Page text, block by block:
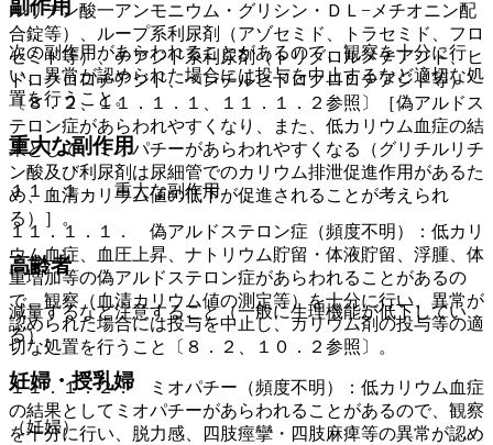
ルリチン酸一アンモニウム・グリシン・ＤＬ−メチオニン配
合錠等）、ループ系利尿剤（アゾセミド、トラセミド、フロ
セミド等）、チアジド系利尿剤（トリクロルメチアジド、ヒ
ドロクロロチアジド、ベンチルヒドロクロロチアジド等）
〔８．２、１１．１．１、１１．１．２参照〕［偽アルドス
テロン症があらわれやすくなり、また、低カリウム血症の結
果として、ミオパチーがあらわれやすくなる（グリチルリチ
ン酸及び利尿剤は尿細管でのカリウム排泄促進作用があるた
め、血清カリウム値の低下が促進されることが考えられ
る）］。
高齢者
減量するなど注意すること（一般に生理機能が低下してい
る）。
妊婦・授乳婦
（妊婦）
副作用
次の副作用があらわれることがあるので、観察を十分に行
い、異常が認められた場合には投与を中止するなど適切な処
置を行うこと。
重大な副作用
１１．１． 重大な副作用
１１．１．１． 偽アルドステロン症（頻度不明）：低カリ
ウム血症、血圧上昇、ナトリウム貯留・体液貯留、浮腫、体
重増加等の偽アルドステロン症があらわれることがあるの
で、観察（血清カリウム値の測定等）を十分に行い、異常が
認められた場合には投与を中止し、カリウム剤の投与等の適
切な処置を行うこと〔８．２、１０．２参照〕。
１１．１．２． ミオパチー（頻度不明）：低カリウム血症
の結果としてミオパチーがあらわれることがあるので、観察
を十分に行い、脱力感、四肢痙攣・四肢麻痺等の異常が認め